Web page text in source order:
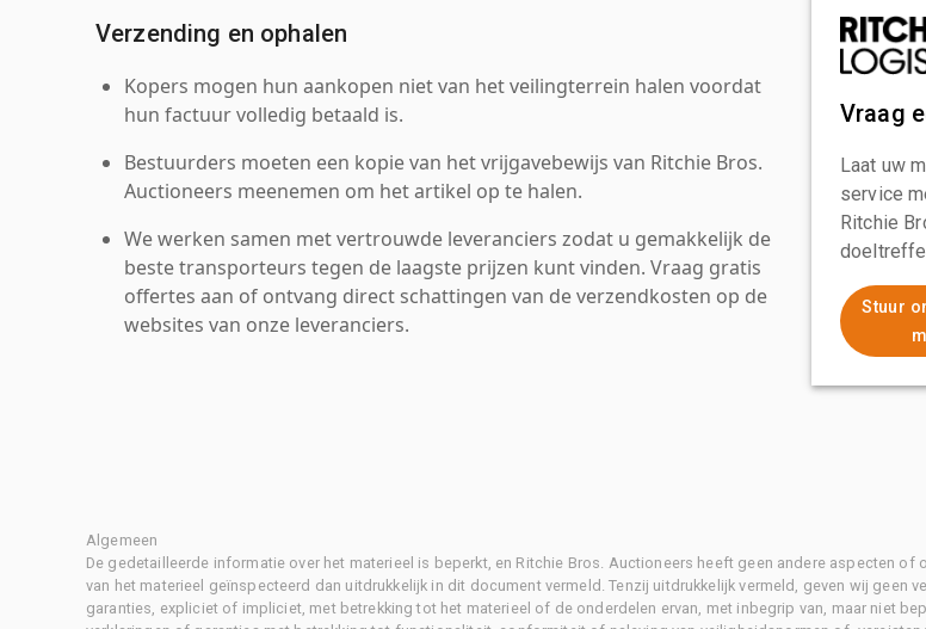
Verzending en ophalen
Kopers mogen hun aankopen niet van het veilingterrein halen voordat
hun factuur volledig betaald is.
Bestuurders moeten een kopie van het vrijgavebewijs van Ritchie Bros.
Auctioneers meenemen om het artikel op te halen.
We werken samen met vertrouwde leveranciers zodat u gemakkelijk de
beste transporteurs tegen de laagste prijzen kunt vinden. Vraag gratis
offertes aan of ontvang direct schattingen van de verzendkosten op de
websites van onze leveranciers.
Vraag
Laat uw
service
Ritchie
Stuur
Algemeen
De gedetailleerde informatie over het materieel is beperkt, en Ritchie Bros. Auctioneers heeft geen andere aspecten of
van het materieel geïnspecteerd dan uitdrukkelijk in dit document vermeld. Tenzij uitdrukkelijk vermeld, geven wij geen
garanties, expliciet of impliciet, met betrekking tot het materieel of de onderdelen ervan, met inbegrip van, maar niet